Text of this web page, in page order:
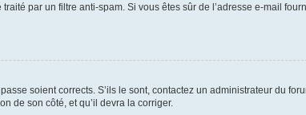
par un filtre anti-spam. Si vous êtes sûr de l’adresse e-mail
soient corrects. S’ils le sont, contactez un administrateur du
de son côté, et qu’il devra la corriger.